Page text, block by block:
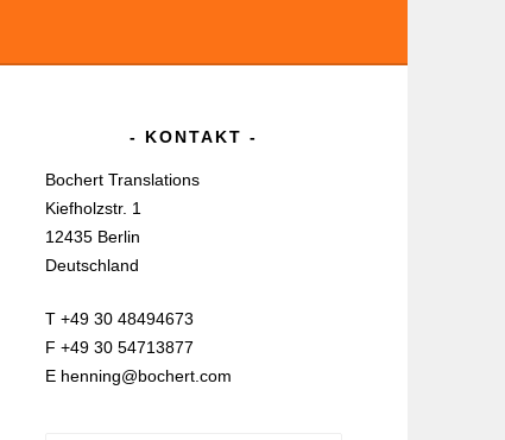
KONTAKT
Bochert Translations
Kiefholzstr. 1
12435 Berlin
Deutschland
T +49 30 48494673
F +49 30 54713877
E henning@bochert.com